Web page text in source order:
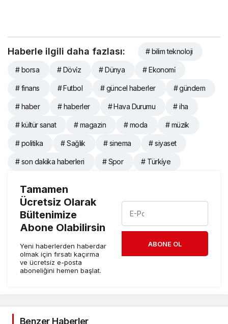
Haberle ilgili daha fazlası: # bilim teknoloji
# borsa # Dövi̇z # Dünya # Ekonomi̇
# finans # Futbol # güncel haberler # gündem
# haber # haberler # Hava Durumu # iha
# kültür sanat # magazin # moda # müzik
# politika # Sağlık # sinema # siyaset
# son dakika haberleri # Spor # Türki̇ye
Tamamen
Ücretsiz Olarak
Bültenimize
Abone Olabilirsin
Yeni haberlerden haberdar
olmak için fırsatı kaçırma
ve ücretsiz e-posta
aboneliğini hemen başlat.
ABONE OL
Benzer Haberler